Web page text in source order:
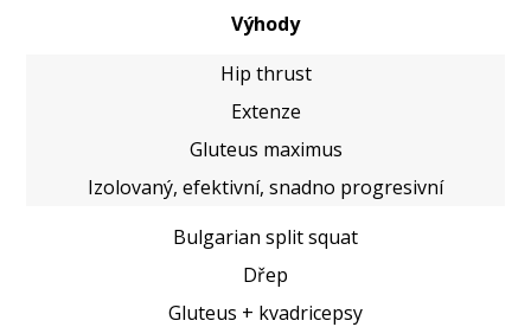
Výhody
Hip thrust
Extenze
Gluteus maximus
Izolovaný, efektivní, snadno progresivní
Bulgarian split squat
Dřep
Gluteus + kvadricepsy